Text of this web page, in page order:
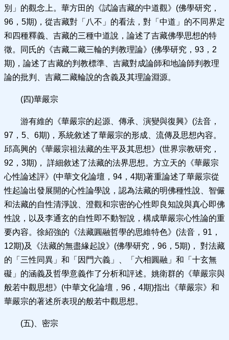
別」的觀念上。華方田的《試論吉藏的中道觀》(佛學研究，
96，5期)，從吉藏對「八不」的看法，對「中道」的不同界定
和四種釋義、吉藏的三種中道說，論述了吉藏佛學思想的特
徵。同氏的《吉藏二藏三輪的判教理論》(佛學研究，93，2
期)，論述了吉藏的判教標準、吉藏對成論師和地論師判教理
論的批判、吉藏二藏輪說的含義及其理論淵源。
(四)華嚴宗
游有維的《華嚴宗的起源、傳承、演變與復興》(法音，
97，5、6期)，系統敘述了華嚴宗的形成、流傳及思想內容。
邱高興的《華嚴宗祖法藏的生平及其思想》(世界宗教研究，
92，3期)， 詳細敘述了法藏的法界思想。方立天的《華嚴宗
心性論述評》(中華文化論壇，94，4期)著重論述了華嚴宗從
性起論出發展開的心性論學說，認為法藏的明佛種性說、智儼
和法藏的自性清淨說、澄觀和宗密的心性即良知說與真心即佛
性說，以及李通玄的自性即不動智說，構成華嚴宗心性論的重
要內容。徐紹強的《法藏圓融哲學的思維特色》(法音，91，
12期)及《法藏的無盡緣起說》(佛學研究，96，5期)， 對法藏
的「三性同異」和「因門六義」、「六相圓融」和「十玄無
礙」的涵義及哲學意義作了分析和評述。姚衛群的《華嚴宗與
般若中觀思想》(中華文化論壇，96，4期)指出《華嚴宗》和
華嚴宗的著述所表現的般若中觀思想。
(五)、密宗